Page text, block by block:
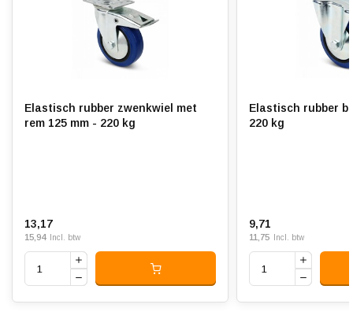
Temperatuur:
Elastisch rubber zwenkwiel met
rem 125 mm - 220 kg
13,17
15,94 Incl. btw
Elastisch rubber
220 kg
9,71
11,75 Incl. btw